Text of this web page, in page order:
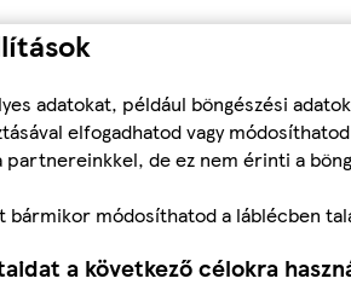
adatokat, például böngészési
elfogadhatod vagy
partnereinkkel, de ez nem érinti a
bármikor módosíthatod a láblécben
a következő célokra